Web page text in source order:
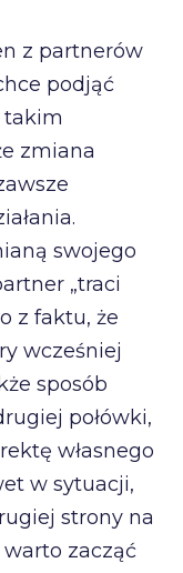
z partnerów
podjąć
takim
zmiana
swojego
„traci
z faktu, że
wcześniej
sposób
połówki,
własnego
w sytuacji,
strony na
zacząć